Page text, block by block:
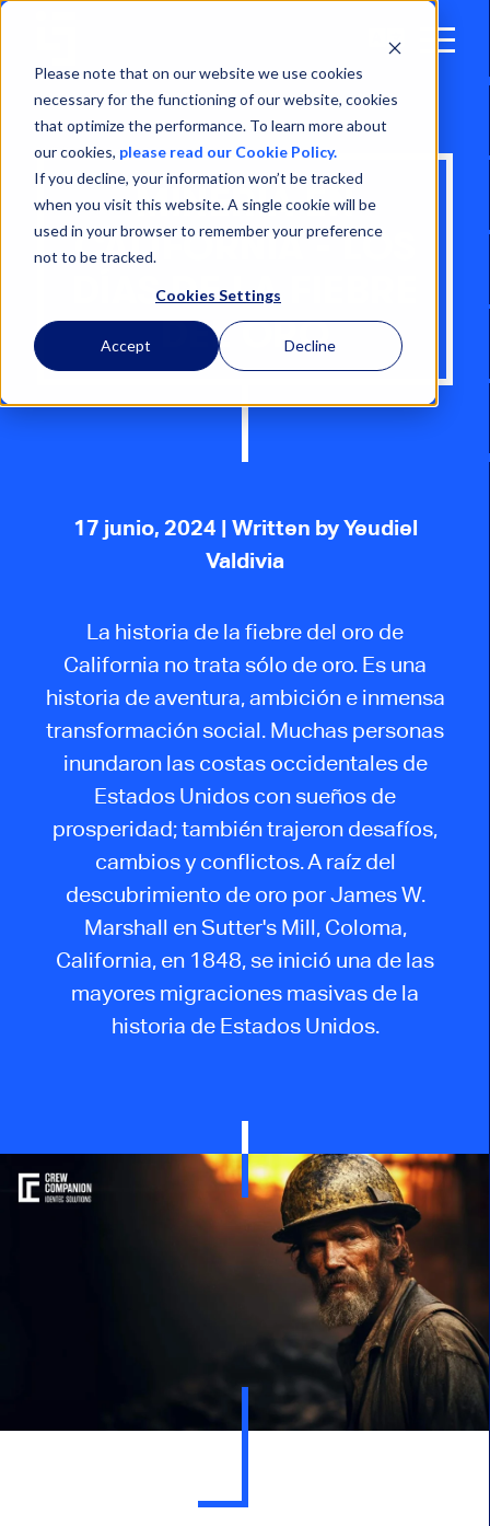
Please note that on our website we use cookies
necessary for the functioning of our website, cookies
that optimize the performance. To learn more about
our cookies, please read our Cookie Policy.
If you decline, your information won’t be tracked
when you visit this website. A single cookie will be
used in your browser to remember your preference
not to be tracked.
Cookies Settings
Accept Decline
Open
MINERÍA EN
CALIFORNIA - LOS
DÍAS DE LA FIEBRE
DEL ORO
17 junio, 2024 | Written by Yeudiel
Valdivia
La historia de la fiebre del oro de
California no trata sólo de oro. Es una
historia de aventura, ambición e inmensa
transformación social. Muchas personas
inundaron las costas occidentales de
Estados Unidos con sueños de
prosperidad; también trajeron desafíos,
cambios y conflictos. A raíz del
descubrimiento de oro por James W.
Marshall en Sutter's Mill, Coloma,
California, en 1848, se inició una de las
mayores migraciones masivas de la
historia de Estados Unidos.